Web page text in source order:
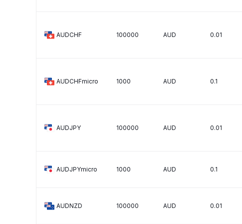
AUDCHF 100000 AUD 0.01
AUDCHFmicro 1000 AUD 0.1
AUDJPY 100000 AUD 0.01
AUDJPYmicro 1000 AUD 0.1
AUDNZD 100000 AUD 0.01